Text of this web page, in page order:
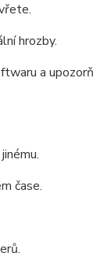
hrozby.
a
čase.